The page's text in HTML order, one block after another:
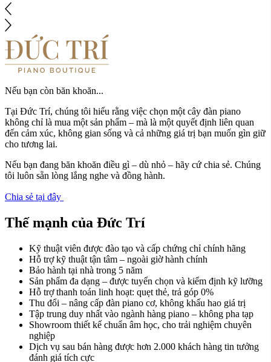
Nếu bạn còn băn khoăn...
Tại Đức Trí, chúng tôi hiểu rằng việc chọn một cây đàn piano
không chỉ là mua một sản phẩm – mà là một quyết định liên quan
đến cảm xúc, không gian sống và cả những giá trị bạn muốn gìn giữ
cho tương lai.
Nếu bạn đang băn khoăn điều gì – dù nhỏ – hãy cứ chia sẻ. Chúng
tôi luôn sẵn lòng lắng nghe và đồng hành.
Chia sẻ tại đây
Thế mạnh của Đức Trí
Kỹ thuật viên được đào tạo và cấp chứng chỉ chính hãng
Hỗ trợ kỹ thuật tận tâm – ngoài giờ hành chính
Bảo hành tại nhà trong 5 năm
Sản phẩm đa dạng – được tuyển chọn và kiểm định kỹ lưỡng
Hỗ trợ thanh toán linh hoạt: quẹt thẻ, trả góp 0%
Thu đổi – nâng cấp đàn piano cơ, không khấu hao giá trị
Tập trung duy nhất vào ngành hàng piano – không pha tạp
Showroom thiết kế chuẩn âm học, cho trải nghiệm chuyên
nghiệp
Dịch vụ sau bán hàng được hơn 2.000 khách hàng tin tưởng
đánh giá tích cực